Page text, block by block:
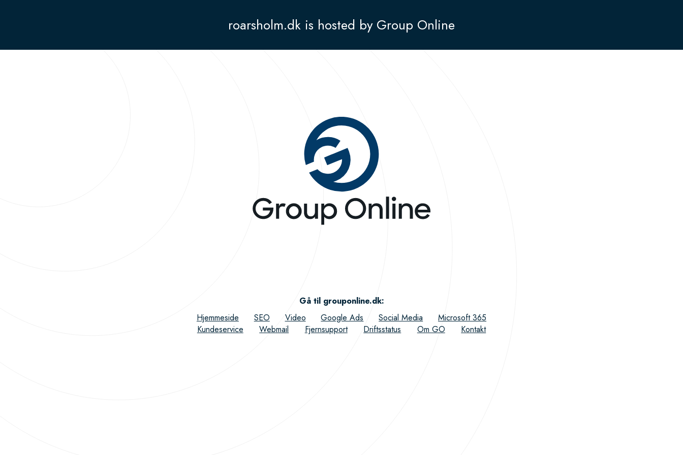
roarsholm.dk is hosted by Group Online
Gå til grouponline.dk:
Hjemmeside
SEO Video Google Ads Social Media
Microsoft 365
Kundeservice
Webmail Fjernsupport Driftsstatus Om GO Kontakt